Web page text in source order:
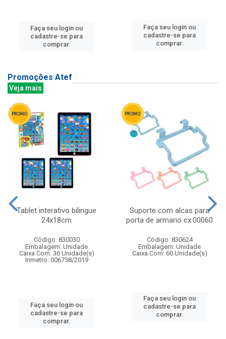
Faça seu login ou
cadastre-se para
comprar.
Faça seu login ou
cadastre-se para
comprar.
Promoções Atef
Veja mais
Tablet interativo bilingue
24x18cm
Código: 830030
Embalagem: Unidade
Caixa Com: 36 Unidade(s)
Inmetro: 006758/2019
Faça seu login ou
cadastre-se para
comprar.
Suporte com alcas para
porta de armario cx:00060
Código: 830624
Embalagem: Unidade
Caixa Com: 60 Unidade(s)
Faça seu login ou
cadastre-se para
comprar.